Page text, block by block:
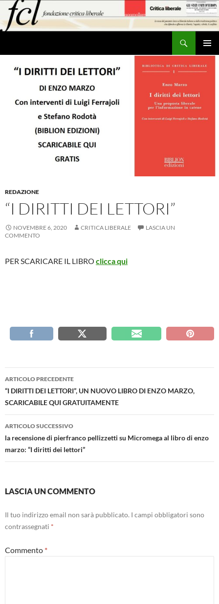
contenuto
MENU
REDAZIONE
“I DIRITTI DEI LETTORI”
NOVEMBRE 6, 2020 CRITICA LIBERALE
LASCIA UN
COMMENTO
PER SCARICARE IL LIBRO clicca qui
Navigazione
articolo
ARTICOLO PRECEDENTE
“I DIRITTI DEI LETTORI”, UN NUOVO LIBRO DI ENZO MARZO,
SCARICABILE QUI GRATUITAMENTE
ARTICOLO SUCCESSIVO
la recensione di pierfranco pellizzetti su Micromega al libro di enzo
marzo: “I diritti dei lettori”
LASCIA UN COMMENTO
Il tuo indirizzo email non sarà pubblicato. I campi obbligatori sono
contrassegnati *
Commento *